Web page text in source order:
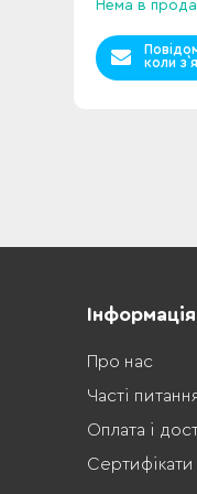
Нема в
коли
Інформація
Про нас
Часті
Оплата і
Сертифікати